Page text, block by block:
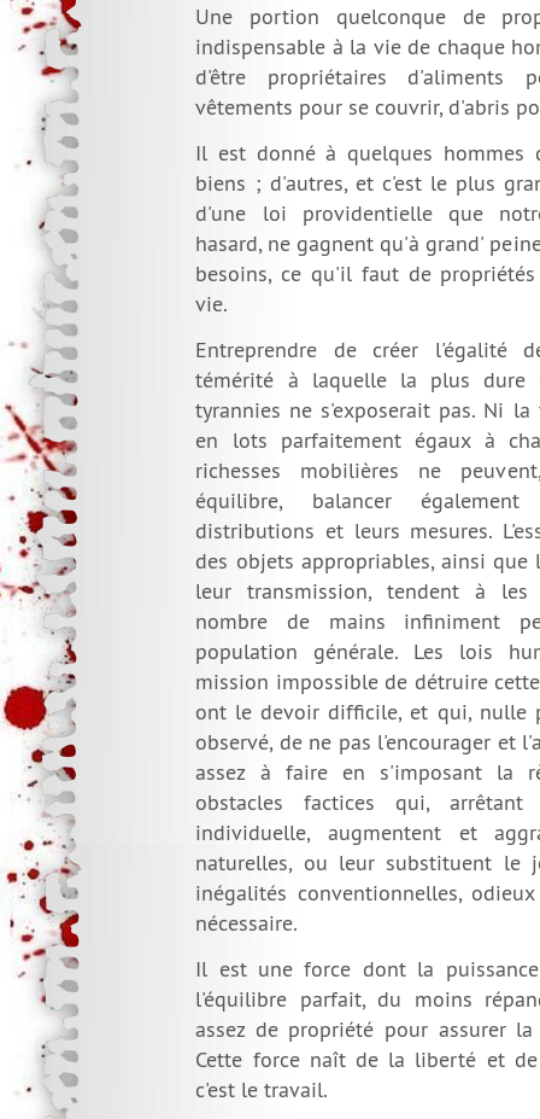
Une portion quelconque de
indispensable à la vie de chaque
d'être propriétaires d'aliments
vêtements pour se couvrir, d'abris
Il est donné à quelques hommes
biens ; d'autres, et c'est le plus
d'une loi providentielle que
hasard, ne gagnent qu'à grand'
besoins, ce qu'il faut de
vie.
Entreprendre de créer l'égalité
témérité à laquelle la plus
tyrannies ne s'exposerait pas. Ni
en lots parfaitement égaux à
richesses mobilières ne
équilibre, balancer
distributions et leurs mesures.
des objets appropriables, ainsi
leur transmission, tendent à les
nombre de mains infiniment
population générale. Les lois
mission impossible de détruire
ont le devoir difficile, et qui, nulle
observé, de ne pas l'encourager et
assez à faire en s'imposant la
obstacles factices qui,
individuelle, augmentent et
naturelles, ou leur substituent le
inégalités conventionnelles,
nécessaire.
Il est une force dont la
l'équilibre parfait, du moins
assez de propriété pour assurer
Cette force naît de la liberté et
c'est le travail.